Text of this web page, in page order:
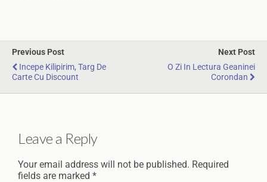
Previous Post
Incepe Kilipirim, Targ De
Carte Cu Discount
Next Post
O Zi In Lectura Geaninei
Corondan
Leave a Reply
Your email address will not be published. Required
fields are marked *